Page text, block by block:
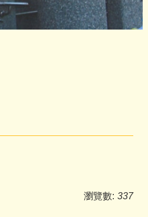
瀏覽數: 337